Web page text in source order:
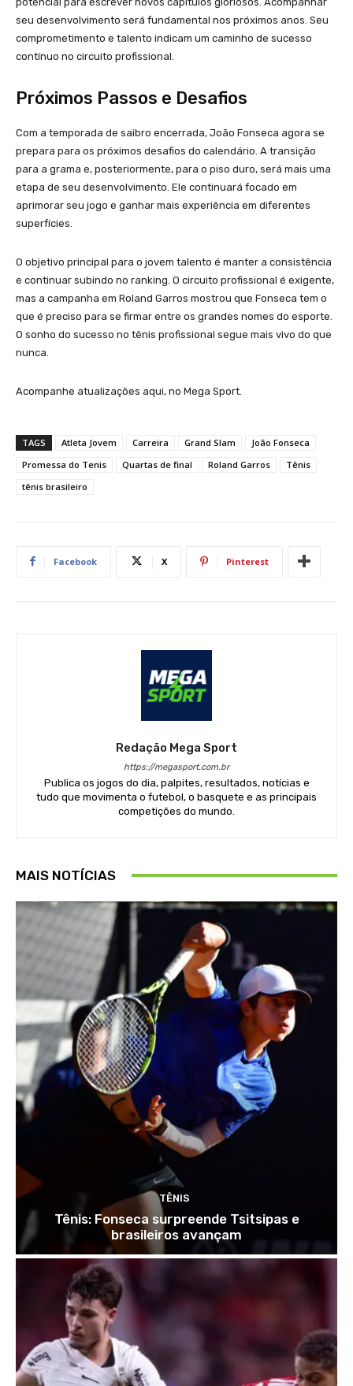
seu desenvolvimento será fundamental nos próximos anos. Seu
comprometimento e talento indicam um caminho de sucesso
contínuo no circuito profissional.
Próximos Passos e Desafios
Com a temporada de saibro encerrada, João Fonseca agora se
prepara para os próximos desafios do calendário. A transição
para a grama e, posteriormente, para o piso duro, será mais uma
etapa de seu desenvolvimento. Ele continuará focado em
aprimorar seu jogo e ganhar mais experiência em diferentes
superfícies.
O objetivo principal para o jovem talento é manter a consistência
e continuar subindo no ranking. O circuito profissional é exigente,
mas a campanha em Roland Garros mostrou que Fonseca tem o
que é preciso para se firmar entre os grandes nomes do esporte.
O sonho do sucesso no tênis profissional segue mais vivo do que
nunca.
Acompanhe atualizações aqui, no Mega Sport.
TAGS Atleta Jovem Carreira Grand Slam
João Fonseca
Promessa do Tenis
Quartas de final Roland Garros
Tênis
tênis brasileiro
Facebook X Pinterest
Redação Mega Sport
https://megasport.com.br
Publica os jogos do dia, palpites, resultados, notícias e
tudo que movimenta o futebol, o basquete e as principais
competições do mundo.
MAIS NOTÍCIAS
TÊNIS
Tênis: Fonseca surpreende Tsitsipas e
brasileiros avançam